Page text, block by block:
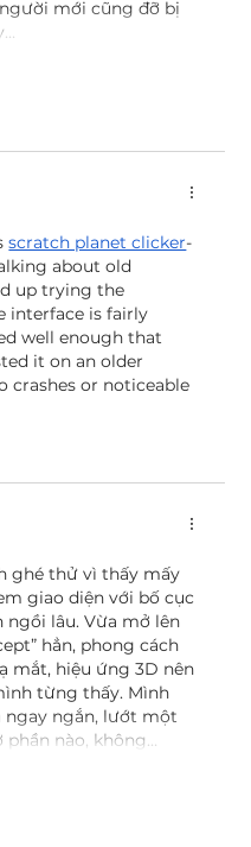
mới cũng đỡ bị
scratch planet clicker-
about old
up trying the
interface is fairly
well enough that
it on an older
crashes or noticeable
ghé thử vì thấy mấy
giao diện với bố cục
ngồi lâu. Vừa mở lên
hẳn, phong cách
mắt, hiệu ứng 3D nên
từng thấy. Mình
ngắn, lướt một
phần nào, không…